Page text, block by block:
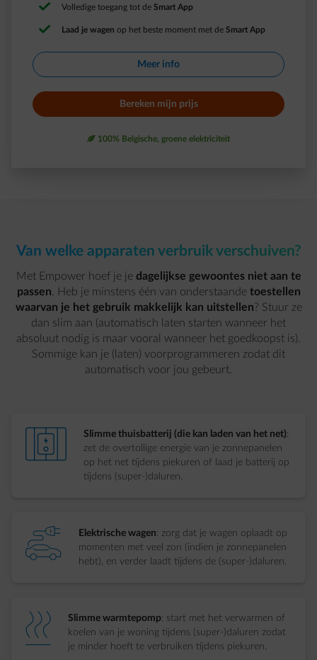
Volledige toegang tot de Smart App​
Laad je wagen op het beste moment met de Smart App​
Meer info​
Bereken mijn prijs​
leaf 100% Belgische, groene elektriciteit
Van welke apparaten verbruik verschuiven?
Met Empower hoef je je dagelijkse gewoontes niet aan te
passen . Heb je minstens één van onderstaande toestellen
waarvan je het gebruik makkelijk kan uitstellen? Stuur ze
dan slim aan (automatisch laten starten wanneer het
absoluut nodig is maar vooral wanneer het goedkoopst is).
Sommige kan je (laten) voorprogrammeren zodat dit
automatisch voor jou gebeurt.
element-charge-wall Slimme thuisbatterij (die kan laden van het net):
zet de overtollige energie van je zonnepanelen
op het net tijdens piekuren of laad je batterij op
tijdens (super-)daluren.
element-charge-car Elektrische wagen: zorg dat je wagen oplaadt op
momenten met veel zon (indien je zonnepanelen
hebt), en verder laadt tijdens de (super-)daluren. ​
element-heating Slimme warmtepomp: start met het verwarmen of
koelen van je woning tijdens (super-)daluren zodat
je minder hoeft te verbruiken tijdens piekuren.